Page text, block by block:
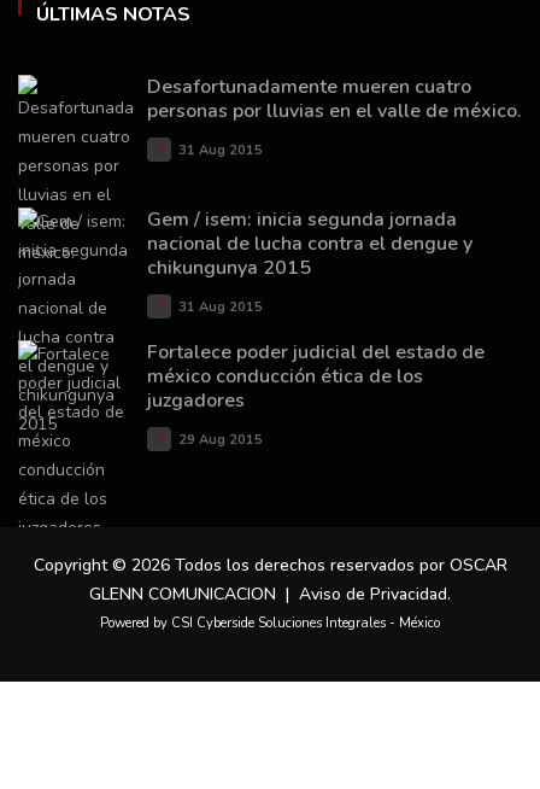
ÚLTIMAS NOTAS
Desafortunadamente mueren cuatro
personas por lluvias en el valle de méxico.
31 Aug 2015
Gem / isem: inicia segunda jornada
nacional de lucha contra el dengue y
chikungunya 2015
31 Aug 2015
Fortalece poder judicial del estado de
méxico conducción ética de los
juzgadores
29 Aug 2015
Copyright © 2026 Todos los derechos reservados por OSCAR
GLENN COMUNICACION | Aviso de Privacidad.
Powered by CSI Cyberside Soluciones Integrales - México